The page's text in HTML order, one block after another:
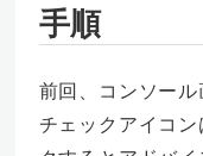
手順
前回、コンソール
チェックアイコ